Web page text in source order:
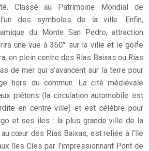
Classé au Patrimoine Mondial de
l’un des symboles de la ville. Enfin,
du Monte San Pedro, attraction
une vue à 360° sur la ville et le golfe
en plein centre des Rías Baixas ou Rías
de mer qui s’avancent sur la terre pour
hors du commun. La cité médiévale
piétons (la circulation automobile est
en centre-ville) et est célèbre pour
et ses îles : la plus grande ville de la
cœur des Rías Baixas, est reliée à l’île
îles Cíes par l’impressionnant Pont de